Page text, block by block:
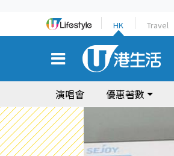
HK Travel
演唱會 優惠著數